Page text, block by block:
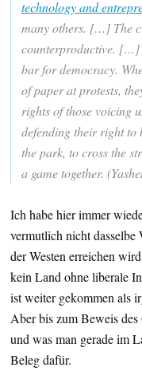
technology and
many others. […] The
counterproductive. […]
bar for democracy.
of paper at protests,
rights of those voicing
defending their right
the park, to cross the
a game together.
Ich habe hier immer
vermutlich nicht
der Westen erreichen
kein Land ohne liberale
ist weiter gekommen als
Aber bis zum Beweis
und was man gerade im
Beleg dafür.